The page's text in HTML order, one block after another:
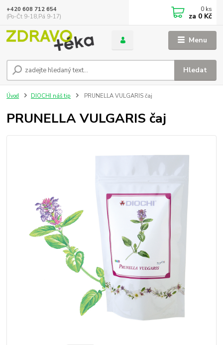
Menu
Hledat
+420 608 712 654
(Po-Čt 9-18,Pá 9-17)
0 ks
za 0 Kč
Úvod DIOCHI náš tip PRUNELLA VULGARIS čaj
PRUNELLA VULGARIS čaj